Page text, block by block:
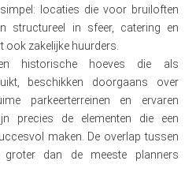
locaties die voor bruiloften
structureel in sfeer, catering en
ook zakelijke huurders.
en historische hoeves die als
beschikken doorgaans over
parkeerterreinen en ervaren
precies de elementen die een
maken. De overlap tussen
dan de meeste planners